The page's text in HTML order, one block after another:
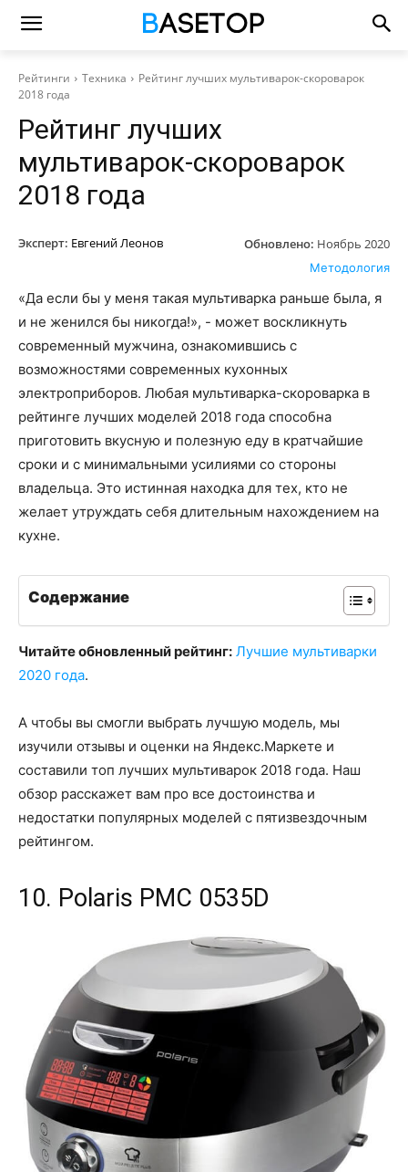
Рейтинги Техника
Рейтинг лучших мультиварок-скороварок
2018 года
Рейтинг лучших
мультиварок-скороварок
2018 года
Эксперт: Евгений Леонов Обновлено: Ноябрь 2020
Методология
«Да если бы у меня такая мультиварка раньше была, я
и не женился бы никогда!», - может воскликнуть
современный мужчина, ознакомившись с
возможностями современных кухонных
электроприборов. Любая мультиварка-скороварка в
рейтинге лучших моделей 2018 года способна
приготовить вкусную и полезную еду в кратчайшие
сроки и с минимальными усилиями со стороны
владельца. Это истинная находка для тех, кто не
желает утруждать себя длительным нахождением на
кухне.
Содержание
Читайте обновленный рейтинг: Лучшие мультиварки
2020 года.
А чтобы вы смогли выбрать лучшую модель, мы
изучили отзывы и оценки на Яндекс.Маркете и
составили топ лучших мультиварок 2018 года. Наш
обзор расскажет вам про все достоинства и
недостатки популярных моделей с пятизвездочным
рейтингом.
10. Polaris PMC 0535D